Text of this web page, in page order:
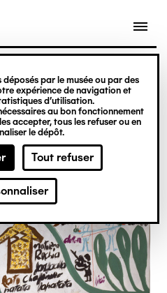
par le musée ou par des
expérience de navigation et
d’utilisation.
au bon fonctionnement
accepter, tous les refuser ou en
le dépôt.
Tout refuser